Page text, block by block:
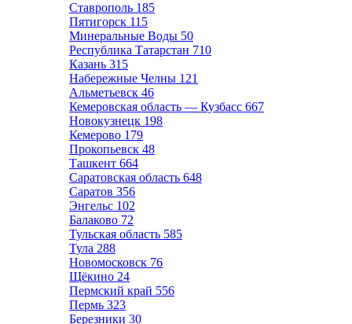
Ставрополь 185
Пятигорск 115
Минеральные Воды 50
Республика Татарстан 710
Казань 315
Набережные Челны 121
Альметьевск 46
Кемеровская область — Кузбасс 667
Новокузнецк 198
Кемерово 179
Прокопьевск 48
Ташкент 664
Саратовская область 648
Саратов 356
Энгельс 102
Балаково 72
Тульская область 585
Тула 288
Новомосковск 76
Щёкино 24
Пермский край 556
Пермь 323
Березники 30